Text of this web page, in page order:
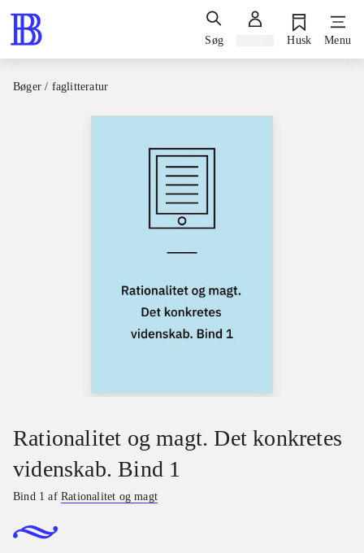
Søg Husk Menu
Bøger / faglitteratur
Rationalitet og magt. Det konkretes
videnskab. Bind 1
Bind 1 afRationalitet og magt